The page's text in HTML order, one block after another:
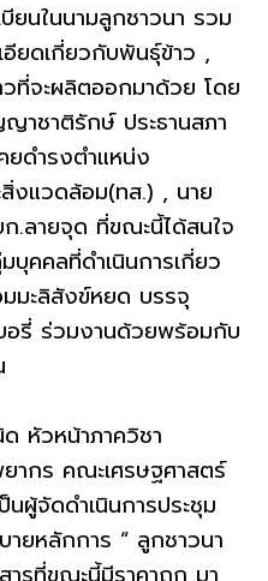
นนามลูกชาวนา รวม
อียดเกี่ยวกับพันธุ์ข้าว ,
ที่จะผลิตออกมาด้วย โดย
ชาติรักษ์ ประธานสภา
ยดำรงตำแหน่ง
งแวดล้อม(ทส.) , นาย
ลายจุด ที่ขณะนี้ได้สนใจ
บุคคลที่ดำเนินการเกี่ยว
มะลิสังข์หยด บรรจุ
อรี่ ร่วมงานด้วยพร้อมกับ
ว่า 100 คน
วหน้าภาควิชา
ากร คณะเศรษฐศาสตร์
ผู้จัดดำเนินการประชุม
ยหลักการ “ ลูกชาวนา